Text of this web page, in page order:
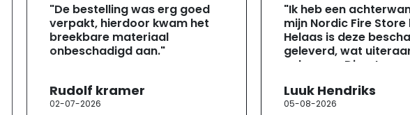
"De bestelling was erg goed
verpakt, hierdoor kwam het
breekbare materiaal
onbeschadigd aan."
Rudolf kramer
02-07-2026
"Ik heb een
mijn Nordic Fire
Helaas is deze
geleverd, wat
gebeuren. Direct na
opgenomen met de
klantenservice. Helaas
Luuk Hendriks
05-08-2026